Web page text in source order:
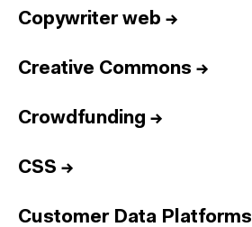
Copywriter web →
Creative Commons →
Crowdfunding →
CSS →
Customer Data Platforms